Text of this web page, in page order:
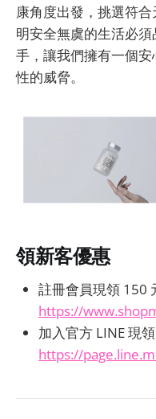
康角度出發，挑選符
明安全無虞的生活必
手，讓我們擁有一個
性的威脅。
領新客優惠
註冊會員現領 150
https://
加入官方 LINE 現
https://